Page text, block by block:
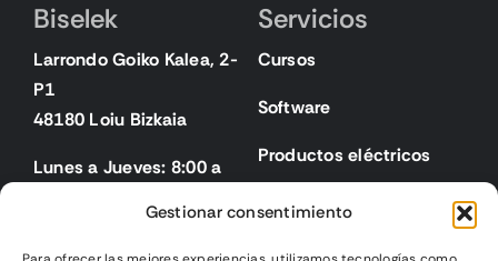
Gestionar consentimiento
Biselek
Larrondo Goiko Kalea, 2-
P1
48180 Loiu Bizkaia
Lunes a Jueves: 8:00 a
Servicios
Cursos
Software
Productos eléctricos